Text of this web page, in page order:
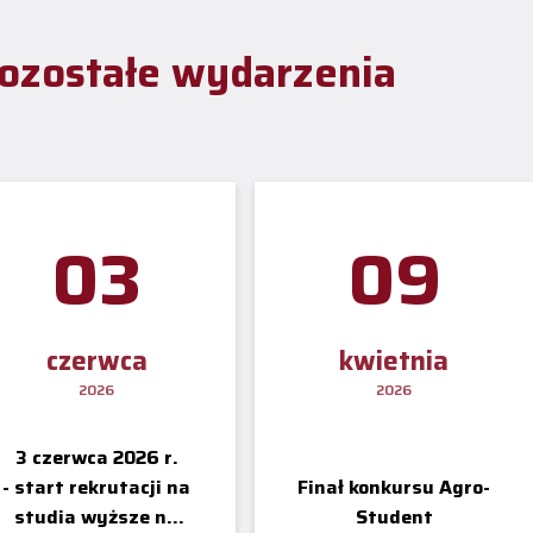
wydarzenia
03
czerwca
2026
3 czerwca 2026 r.
- start rekrutacji na
studia wyższe na
09
kwietnia
2026
Finał konkursu Agro-
Student